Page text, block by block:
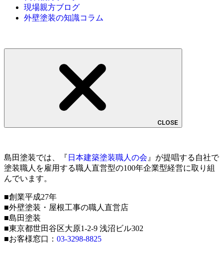
現場親方ブログ
外壁塗装の知識コラム
CLOSE
島田塗装では、『 日本建築塗装職人の会 』が提唱する自社で
塗装職人を雇用する職人直営型の100年企業型経営に取り組
んでいます。
■創業平成27年
■外壁塗装・屋根工事の職人直営店
■島田塗装
■東京都世田谷区大原1-2-9 浅沼ビル302
■お客様窓口： 03-3298-8825